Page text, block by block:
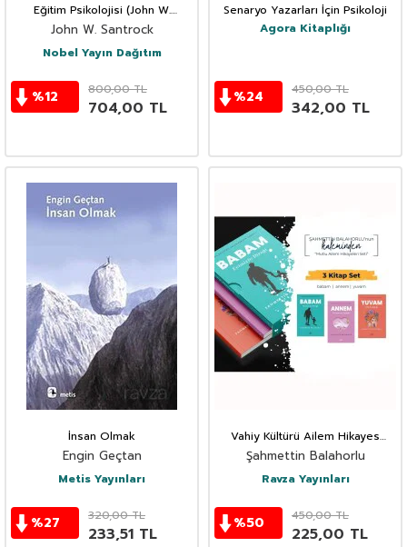
Eğitim Psikolojisi (John W.
Santrock)
John W. Santrock
Nobel Yayın Dağıtım
%12 800,00TL
704,00 TL
Senaryo Yazarları İçin Psikoloji
Agora Kitaplığı
%24 450,00TL
342,00 TL
İnsan Olmak
Engin Geçtan
Metis Yayınları
%27 320,00TL
233,51 TL
Vahiy Kültürü Ailem Hikayes
Serisi 3 Kitap
Şahmettin Balahorlu
Ravza Yayınları
%50 450,00TL
225,00 TL